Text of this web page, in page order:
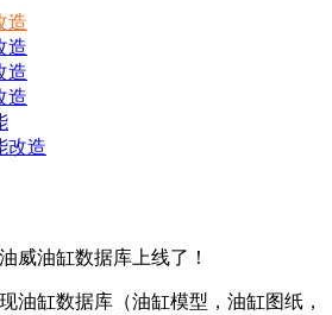
造
造
造
造
改造
威油缸数据库上线了！
油缸数据库（油缸模型，油缸图纸，